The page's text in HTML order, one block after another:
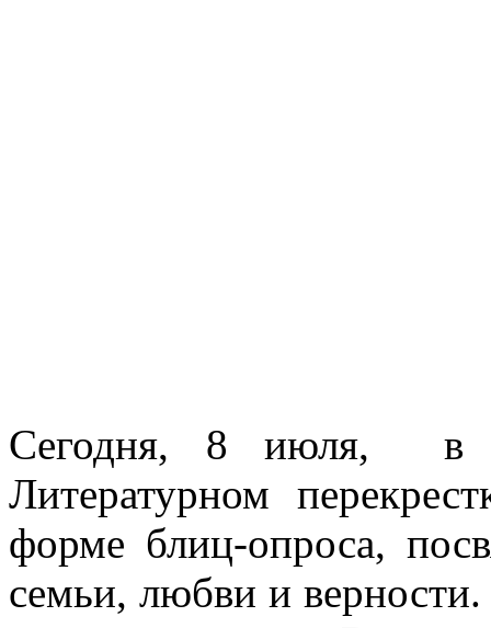
Сегодня, 8 июля, в
Литературном
форме блиц-опроса,
семьи, любви и